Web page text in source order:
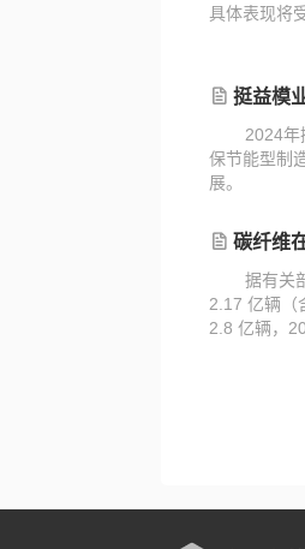
具体表现将
挺益模
‌2024年
保节能型制
展。
碳纤维
据有关
2.17 亿辆（
2.8 亿辆，